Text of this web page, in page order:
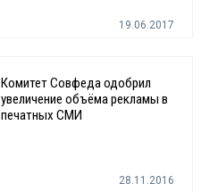
19.06.2017
Комитет Совфеда одобрил
увеличение объёма рекламы в
печатных СМИ
28.11.2016